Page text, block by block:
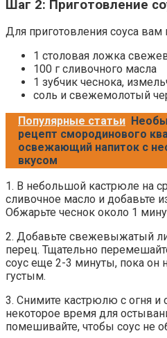
Шаг 2: Приготовление
Для приготовления соуса вам
1 столовая ложка
100 г сливочного масла
1 зубчик чеснока,
соль и свежемолотый
Популярные статьи
рецепт смородинового
освежающий напиток с
вкусом
1. В небольшой кастрюле на
сливочное масло и добавьте
Обжарьте чеснок около 1
2. Добавьте свежевыжатый
перец. Тщательно
соус еще 2-3 минуты, пока он
густым.
3. Снимите кастрюлю с огня и
некоторое время для
помешивайте, чтобы соус не